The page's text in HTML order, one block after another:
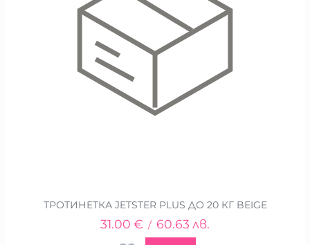
ТРОТИНЕТКА JETSTER PLUS ДО 20 КГ BEIGE
31.00 € / 60.63 лв.